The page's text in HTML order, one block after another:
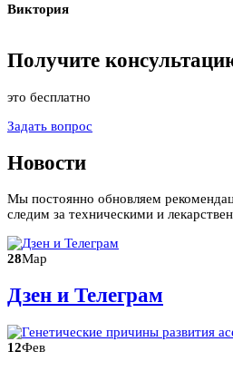
Виктория
Получите
это бесплатно
Задать вопрос
Новости
Мы постоянно обновляем
следим за техническими и
28Мар
Дзен и Телеграм
12Фев